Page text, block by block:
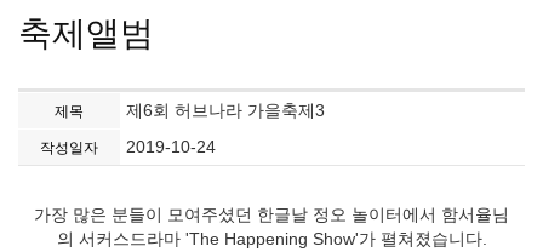
축제앨범
제목 제6회 허브나라 가을축제3
작성일자 2019-10-24
가장 많은 분들이 모여주셨던 한글날 정오 놀이터에서 함서율님
의 서커스드라마 'The Happening Show'가 펼쳐졌습니다.